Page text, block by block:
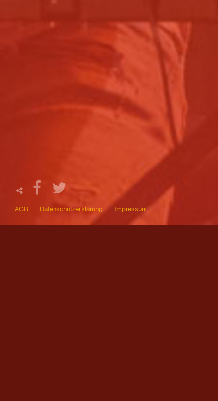
AGB Datenschutzerklärung Impressum